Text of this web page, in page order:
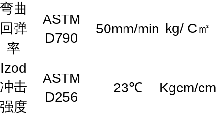
弯曲
回弹
率
ASTM
D790
50mm/min kg/ C㎡
Izod
冲击
强度
ASTM
D256
23℃ Kgcm/cm